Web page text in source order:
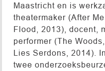
Maastricht en is
theatermaker (After
Flood, 2013), docent,
performer (The
Lies Serdons, 2014).
twee